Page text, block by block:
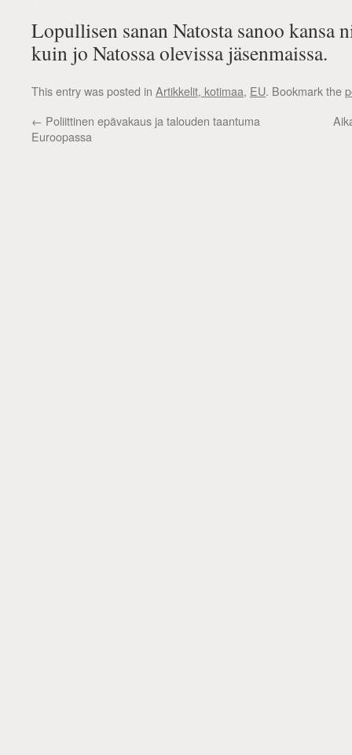
Lopullisen sanan Natosta sanoo kansa
kuin jo Natossa olevissa jäsenmaissa.
This entry was posted in Artikkelit, kotimaa, EU. Bookmark the
← Poliittinen epävakaus ja talouden taantuma
Euroopassa